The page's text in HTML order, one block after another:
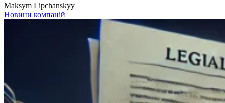
Maksym Lipchanskyy
Новини компаній